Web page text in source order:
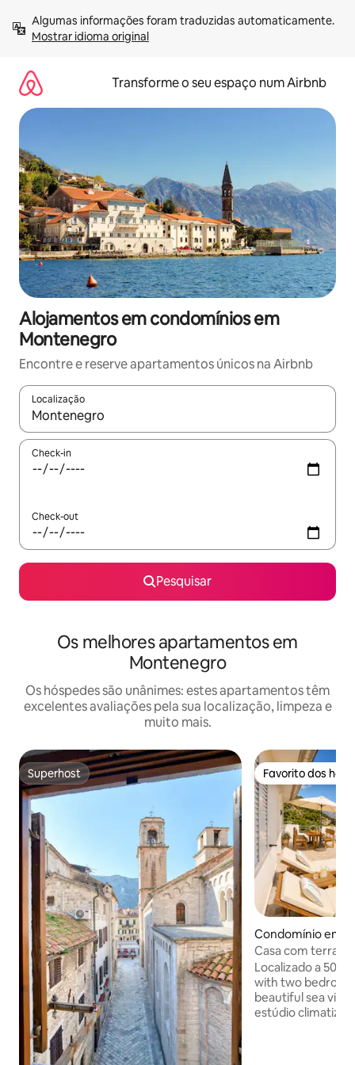
para
Mostrar idioma original
Transforme o seu espaço num Airbnb
Alojamentos em condomínios em
Montenegro
Encontre e reserve apartamentos únicos na Airbnb
Localização
Quando os resultados estiverem disponíveis, navegue com
Check-in
Check-out
Pesquisar
Os melhores apartamentos em
Montenegro
Os hóspedes são unânimes: estes apartamentos têm
excelentes avaliações pela sua localização, limpeza e
muito mais.
Superhost
Superhost Favorito dos
Favorito dos
Condomínio em
Casa com
para o mar
Localizado a 50
with two
beautiful sea
estúdio